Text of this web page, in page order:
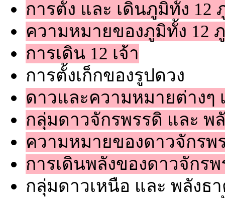
การตั้ง และ เดินภูมิทั้ง 12
ความหมายของภูมิทั้ง 12
การเดิน 12 เจ้า
การตั้งเก็กของรูปดวง
ดาวและความหมายต่างๆ
กลุ่มดาวจักรพรรดิ และ พ
ความหมายของดาวจักรพ
การเดินพลังของดาวจักรพ
กลุ่มดาวเหนือ และ พลังธ